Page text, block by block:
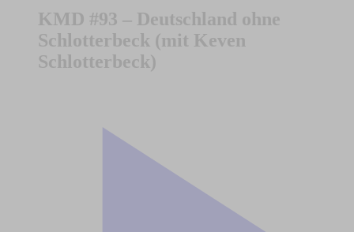
KMD #93 – Deutschland ohne
Schlotterbeck (mit Keven
Schlotterbeck)